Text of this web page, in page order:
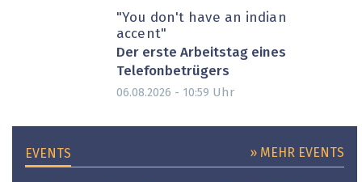
"You don't have an indian
accent"
Der erste Arbeitstag eines
Telefonbetrügers
06.08.2026 - 10:59 Uhr
EVENTS » MEHR EVENTS